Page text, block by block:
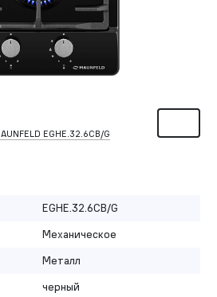
EGHE.32.6CB/G
EGHE.32.6CB/G
Механическое
Металл
черный